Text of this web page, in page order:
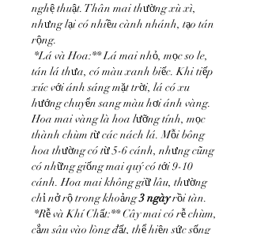
nghệ thuật. Thân mai thường xù xì,
nhưng lại có nhiều cành nhánh, tạo tán
rộng.
*Lá và Hoa:** Lá mai nhỏ, mọc so le,
tán lá thưa, có màu xanh biếc. Khi tiếp
xúc với ánh sáng mặt trời, lá có xu
hướng chuyển sang màu hơi ánh vàng.
Hoa mai vàng là hoa lưỡng tính, mọc
thành chùm từ các nách lá. Mỗi bông
hoa thường có từ 5-6 cánh, nhưng cũng
có những giống mai quý có tới 9-10
cánh. Hoa mai không giữ lâu, thường
chỉ nở rộ trong khoảng 3 ngày rồi tàn.
*Rễ và Khí Chất:** Cây mai có rễ chùm,
cắm sâu vào lòng đất, thể hiện sức sống